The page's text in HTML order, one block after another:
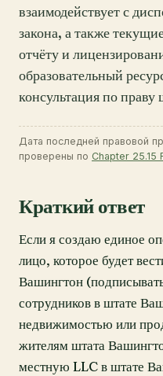
взаимодействует с
закона, а также
отчёту и
образовательный
консультация по
Дата последней правовой
проверены по Chapter 25.15
Краткий ответ
Если я создаю единое
лицо, которое будет
Вашингтон
сотрудников в штате
недвижимостью или
жителям штата
местную LLC в штате